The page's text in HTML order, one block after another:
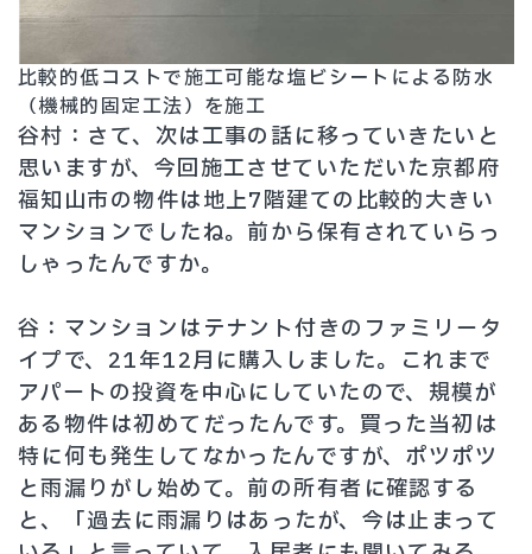
比較的低コストで施工可能な塩ビシートによる防水
（機械的固定工法）を施工
谷村：さて、次は工事の話に移っていきたいと
思いますが、今回施工させていただいた京都府
福知山市の物件は地上7階建ての比較的大きい
マンションでしたね。前から保有されていらっ
しゃったんですか。
谷：マンションはテナント付きのファミリータ
イプで、21年12月に購入しました。これまで
アパートの投資を中心にしていたので、規模が
ある物件は初めてだったんです。買った当初は
特に何も発生してなかったんですが、ポツポツ
と雨漏りがし始めて。前の所有者に確認する
と、「過去に雨漏りはあったが、今は止まって